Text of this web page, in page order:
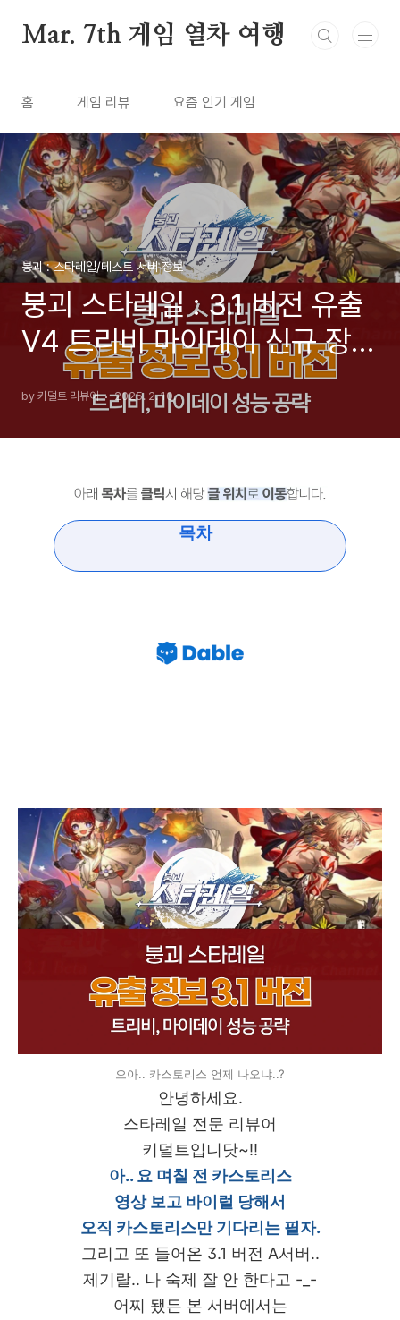
Mar. 7th 게임 열차 여행
홈 게임 리뷰 요즘 인기 게임
붕괴 : 스타레일/테스트 서버 정보
붕괴 스타레일 : 3.1 버전 유출
V4 트리비 마이데이 신규 장신
구 재료 성능 스킬 광추 조합
공략
by 키덜트 리뷰어 2025. 2. 10.
목차
으아.. 카스토리스 언제 나오냐..?
안녕하세요.
스타레일 전문 리뷰어
키덜트입니닷~!!
아.. 요 며칠 전 카스토리스
영상 보고 바이럴 당해서
오직 카스토리스만 기다리는 필자.
그리고 또 들어온 3.1 버전 A서버..
제기랄.. 나 숙제 잘 안 한다고 -_-
어찌 됐든 본 서버에서는